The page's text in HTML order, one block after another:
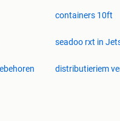
containers 10ft
seadoo rxt in
distributieriem